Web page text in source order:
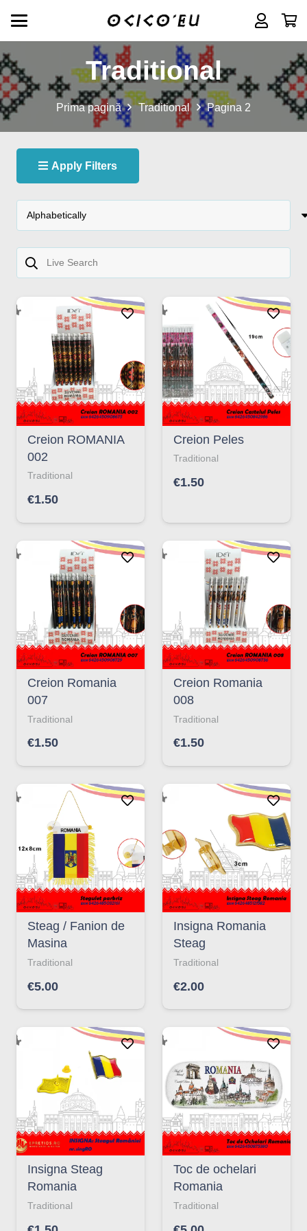
Traditional
Prima pagină Traditional Pagina 2
Apply Filters
Creion ROMANIA
002
Traditional
€1.50
Creion Peles
Traditional
€1.50
Creion Romania
007
Traditional
€1.50
Creion Romania
008
Traditional
€1.50
Steag / Fanion de
Masina
Traditional
€5.00
Insigna Romania
Steag
Traditional
€2.00
Insigna Steag
Romania
Traditional
Toc de ochelari
Romania
Traditional